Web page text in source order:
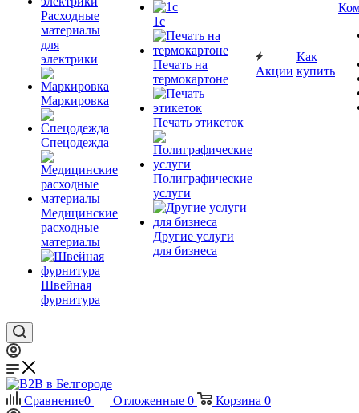
Расходные
материалы
для
электрики
Маркировка
Спецодежда
Медицинские
расходные
материалы
Швейная
фурнитура
1c
Печать на
термокартоне
Печать этикеток
Полиграфические
услуги
Другие услуги
для бизнеса
Акции
Как
купить
Сравнение0 Отложенные 0 Корзина 0